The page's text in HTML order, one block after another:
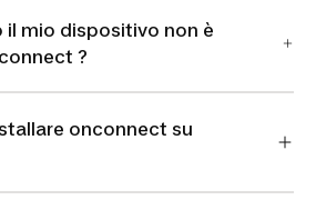
il mio dispositivo non è
?
onconnect su